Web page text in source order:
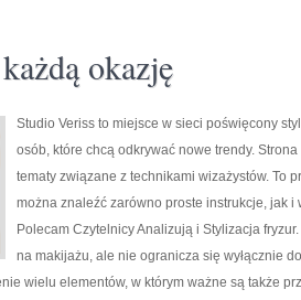
okazję
Studio Veriss to miejsce w sieci poświęcony
osób, które chcą odkrywać nowe trendy.
tematy związane z technikami wizażystów. To
można znaleźć zarówno proste instrukcje, jak
Polecam Czytelnicy Analizują i Stylizacja
na makijażu, ale nie ogranicza się wyłącznie
wielu elementów, w którym ważne są także